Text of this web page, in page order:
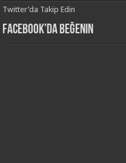
Twitter’da Takip Edin
Facebook’da Beğenin